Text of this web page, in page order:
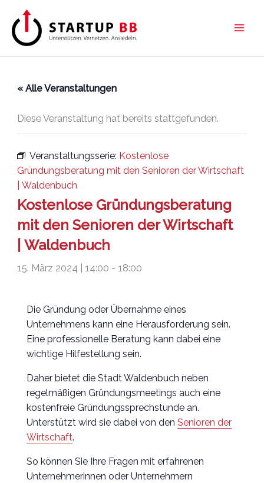
Inhalt
springen
« Alle Veranstaltungen
Diese Veranstaltung hat bereits stattgefunden.
Veranstaltungsserie: Kostenlose
Gründungsberatung mit den Senioren der Wirtschaft
| Waldenbuch
Kostenlose Gründungsberatung
mit den Senioren der Wirtschaft
| Waldenbuch
15. März 2024 | 14:00 - 18:00
Die Gründung oder Übernahme eines
Unternehmens kann eine Herausforderung sein.
Eine professionelle Beratung kann dabei eine
wichtige Hilfestellung sein.
Daher bietet die Stadt Waldenbuch neben
regelmäßigen Gründungsmeetings auch eine
kostenfreie Gründungssprechstunde an.
Unterstützt wird sie dabei von denSenioren der
Wirtschaft.
So können Sie Ihre Fragen mit erfahrenen
Unternehmerinnen oder Unternehmern